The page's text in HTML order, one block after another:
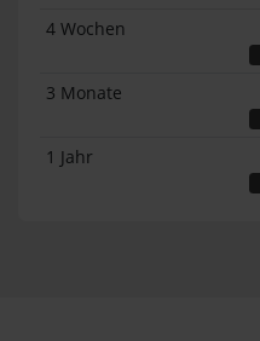
4 Wochen
3 Monate
1 Jahr